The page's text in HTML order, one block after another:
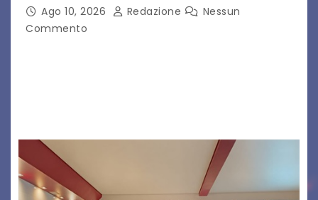
Ago 10, 2026 Redazione
Nessun
Commento